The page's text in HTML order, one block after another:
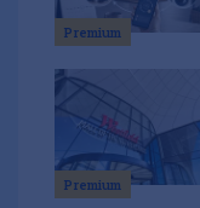
Premium
Premium